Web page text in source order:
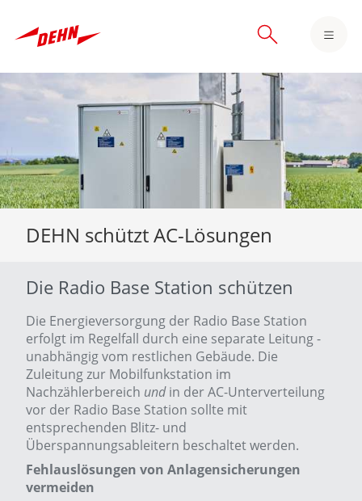
Skip
main
DEHN schützt AC-Lösungen
Die Radio Base Station schützen
Die Energieversorgung der Radio Base Station
erfolgt im Regelfall durch eine separate Leitung -
unabhängig vom restlichen Gebäude. Die
Zuleitung zur Mobilfunkstation im
Nachzählerbereich undin der AC-Unterverteilung
vor der Radio Base Station sollte mit
entsprechenden Blitz- und
Überspannungsableitern beschaltet werden.
Fehlauslösungen von Anlagensicherungen
vermeiden